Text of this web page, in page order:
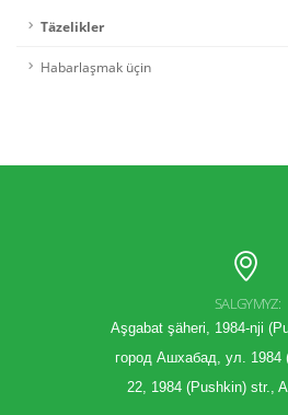
Täzelikler
Habarlaşmak üçin
SALGYMYZ:
Aşgabat şäheri, 1984-nji
город Ашхабад, ул. 1984
22, 1984 (Pushkin) str.,